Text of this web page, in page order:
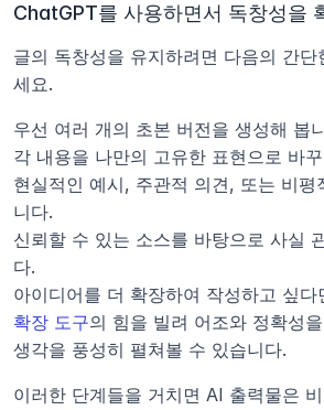
ChatGPT를 사용하면서 독창성을
글의 독창성을 유지하려면 다음의 간
세요.
우선 여러 개의 초본 버전을 생성해 봅
각 내용을 나만의 고유한 표현으로 바
현실적인 예시, 주관적 의견, 또는 비평
니다.
신뢰할 수 있는 소스를 바탕으로 사실
다.
아이디어를 더 확장하여 작성하고 싶다
확장 도구의 힘을 빌려 어조와 정확성
생각을 풍성히 펼쳐볼 수 있습니다.
이러한 단계들을 거치면 AI 출력물은